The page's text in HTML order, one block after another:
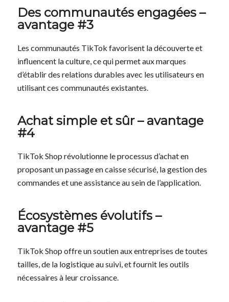
Des communautés engagées –
avantage #3
Les communautés TikTok favorisent la découverte et
influencent la culture, ce qui permet aux marques
d’établir des relations durables avec les utilisateurs en
utilisant ces communautés existantes.
Achat simple et sûr – avantage
#4
TikTok Shop révolutionne le processus d’achat en
proposant un passage en caisse sécurisé, la gestion des
commandes et une assistance au sein de l’application.
Écosystèmes évolutifs –
avantage #5
TikTok Shop offre un soutien aux entreprises de toutes
tailles, de la logistique au suivi, et fournit les outils
nécessaires à leur croissance.